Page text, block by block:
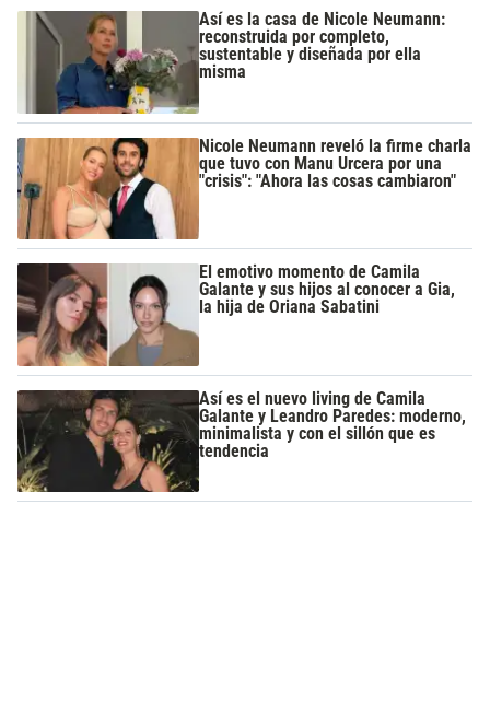
Así es la casa de Nicole Neumann:
reconstruida por completo,
sustentable y diseñada por ella
misma
Nicole Neumann reveló la firme charla
que tuvo con Manu Urcera por una
"crisis": "Ahora las cosas cambiaron"
El emotivo momento de Camila
Galante y sus hijos al conocer a Gia,
la hija de Oriana Sabatini
Así es el nuevo living de Camila
Galante y Leandro Paredes: moderno,
minimalista y con el sillón que es
tendencia